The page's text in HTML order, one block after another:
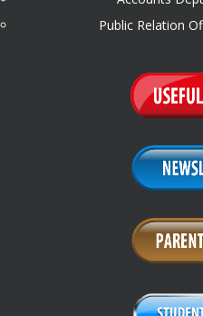
Public Relation